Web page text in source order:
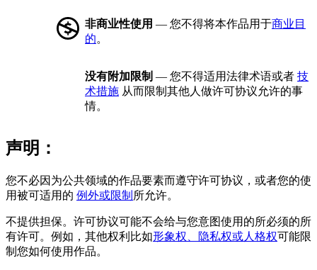
非商业性使用 — 您不得将本作品用于商业目
的。
没有附加限制 — 您不得适用法律术语或者 技
术措施 从而限制其他人做许可协议允许的事
情。
声明：
您不必因为公共领域的作品要素而遵守许可协议，或者您的使
用被可适用的 例外或限制 所允许。
不提供担保。许可协议可能不会给与您意图使用的所必须的所
有许可。例如，其他权利比如形象权、隐私权或人格权可能限
制您如何使用作品。